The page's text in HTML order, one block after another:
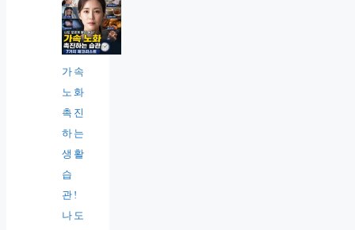
가속
노화
촉진
하는
생활
습
관!
나도